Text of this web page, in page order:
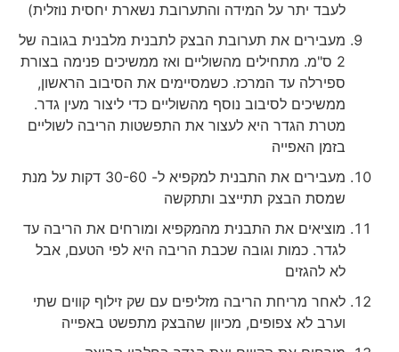
לעבד יתר על המידה והתערובת נשארת יחסית נוזלית)
מעבירים את תערובת הבצק לתבנית מלבנית בגובה של
2 ס"מ. מתחילים מהשוליים ואז ממשיכים פנימה בצורת
ספירלה עד המרכז. כשמסיימים את הסיבוב הראשון,
ממשיכים לסיבוב נוסף מהשוליים כדי ליצור מעין גדר.
מטרת הגדר היא לעצור את התפשטות הריבה לשוליים
בזמן האפייה
מעבירים את התבנית למקפיא ל- 30-60 דקות על מנת
שמסת הבצק תתייצב ותתקשה
מוציאים את התבנית מהמקפיא ומורחים את הריבה עד
לגדר. כמות וגובה שכבת הריבה היא לפי הטעם, אבל
לא להגזים
לאחר מריחת הריבה מזליפים עם שק זילוף קווים שתי
וערב לא צפופים, מכיוון שהבצק מתפשט באפייה